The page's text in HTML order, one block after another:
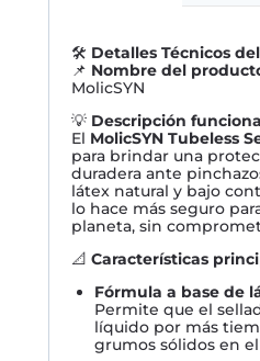
🛠️ Detalles Técnicos
📌 Nombre del
MolicSYN
💡 Descripción
El MolicSYN Tubeless
para brindar una
duradera ante
látex natural y bajo
lo hace más seguro
planeta, sin
📐 Características
Fórmula a base de
Permite que el
líquido por más
grumos sólidos en